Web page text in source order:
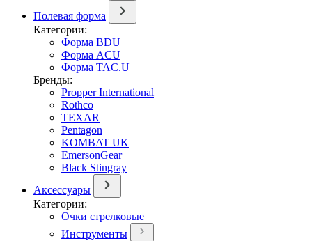
Полевая форма
Категории:
Форма BDU
Форма ACU
Форма TAC.U
Бренды:
Propper International
Rothco
TEXAR
Pentagon
KOMBAT UK
EmersonGear
Black Stingray
Аксессуары
Категории:
Очки стрелковые
Инструменты